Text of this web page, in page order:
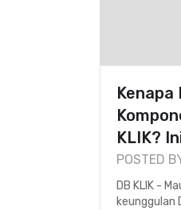
Kenapa
KLIK?
POSTED
DB KLIK -
keunggulan